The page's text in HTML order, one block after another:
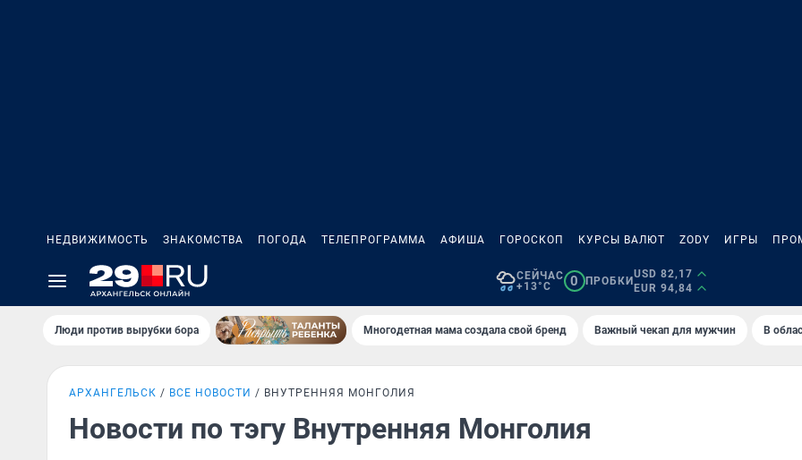
НЕДВИЖИМОСТЬ ЗНАКОМСТВА ПОГОДА ТЕЛЕПРОГРАММА АФИША ГОРОСКОП КУРСЫ ВАЛЮТ ZODY ИГРЫ
СЕЙЧАС
+13°C
0 ПРОБКИ
USD 82,17
EUR 94,84
Люди против вырубки бора Многодетная мама создала свой бренд Важный чекап для мужчин В
АРХАНГЕЛЬСК ВСЕ НОВОСТИ ВНУТРЕННЯЯ МОНГОЛИЯ
Новости по тэгу Внутренняя Монголия